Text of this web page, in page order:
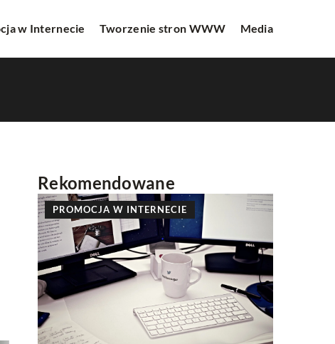
w Internecie Tworzenie stron WWW Media
Rekomendowane
PROMOCJA W INTERNECIE